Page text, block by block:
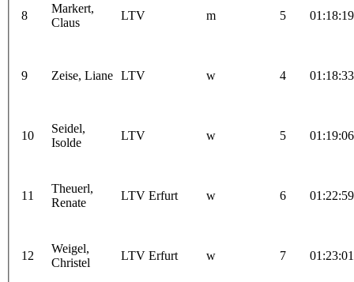
8
Markert,
Claus
LTV m 5 01:18:19
9 Zeise, Liane LTV w 4 01:18:33
10
Seidel,
Isolde
LTV w 5 01:19:06
11
Theuerl,
Renate
LTV Erfurt w 6 01:22:59
12
Weigel,
Christel
LTV Erfurt w 7 01:23:01